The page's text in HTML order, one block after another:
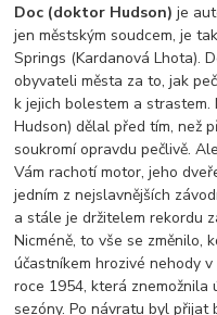
Doc (doktor Hudson) je
jen městským soudcem, je
Springs (Kardanová Lhota).
obyvateli města za to, jak
k jejich bolestem a
Hudson) dělal před tím, než
soukromí opravdu pečlivě.
Vám rachotí motor, jeho
jedním z nejslavnějších
a stále je držitelem rekordu
Nicméně, to vše se změnilo,
účastníkem hrozivé nehody
roce 1954, která znemožnila
sezóny. Po návratu byl